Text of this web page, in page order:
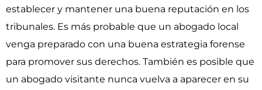
establecer y mantener una buena reputación en los
tribunales. Es más probable que un abogado local
venga preparado con una buena estrategia forense
para promover sus derechos. También es posible que
un abogado visitante nunca vuelva a aparecer en su